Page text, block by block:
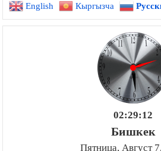
English Кыргызча
02:29:12
Бишкек
Пятница, Август